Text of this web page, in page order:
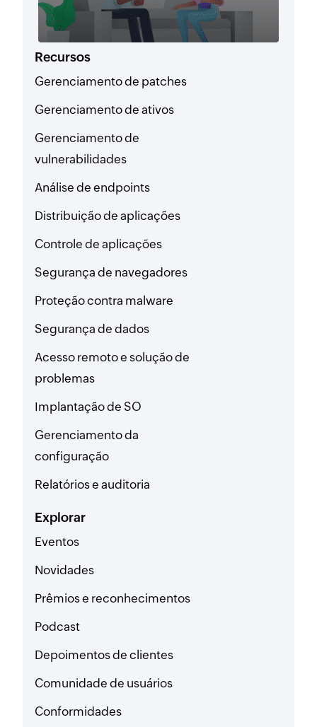
Recursos
Gerenciamento de patches
Gerenciamento de ativos
Gerenciamento de
vulnerabilidades
Análise de endpoints
Distribuição de aplicações
Controle de aplicações
Segurança de navegadores
Proteção contra malware
Segurança de dados
Acesso remoto e solução de
problemas
Implantação de SO
Gerenciamento da
configuração
Relatórios e auditoria
Explorar
Eventos
Novidades
Prêmios e reconhecimentos
Podcast
Depoimentos de clientes
Comunidade de usuários
Conformidades